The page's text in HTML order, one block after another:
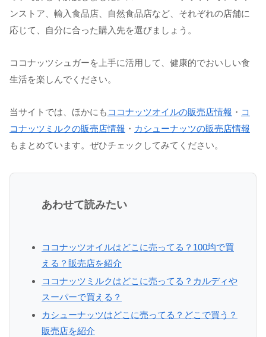
ンストア、輸入食品店、自然食品店など、それぞれの店舗に
応じて、自分に合った購入先を選びましょう。
ココナッツシュガーを上手に活用して、健康的でおいしい食
生活を楽しんでください。
当サイトでは、ほかにも ココナッツオイルの販売店情報 ・ コ
コナッツミルクの販売店情報 ・ カシューナッツの販売店情報
もまとめています。ぜひチェックしてみてください。
あわせて読みたい
ココナッツオイルはどこに売ってる？100均で買
える？販売店を紹介
ココナッツミルクはどこに売ってる？カルディや
スーパーで買える？
カシューナッツはどこに売ってる？どこで買う？
販売店を紹介